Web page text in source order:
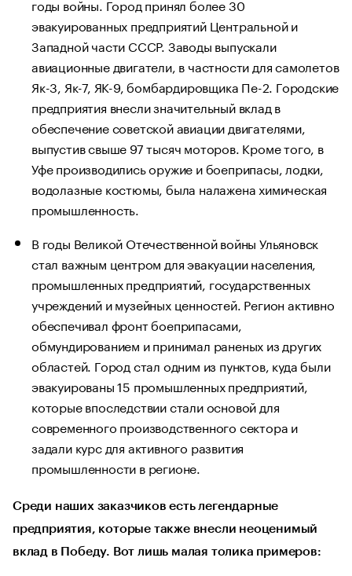
годы войны. Город принял более 30
эвакуированных предприятий Центральной и
Западной части СССР. Заводы выпускали
авиационные двигатели, в частности для самолетов
Як-3, Як-7, ЯК-9, бомбардировщика Пе-2. Городские
предприятия внесли значительный вклад в
обеспечение советской авиации двигателями,
выпустив свыше 97 тысяч моторов. Кроме того, в
Уфе производились оружие и боеприпасы, лодки,
водолазные костюмы, была налажена химическая
промышленность.
В годы Великой Отечественной войны Ульяновск
стал важным центром для эвакуации населения,
промышленных предприятий, государственных
учреждений и музейных ценностей. Регион активно
обеспечивал фронт боеприпасами,
обмундированием и принимал раненых из других
областей. Город стал одним из пунктов, куда были
эвакуированы 15 промышленных предприятий,
которые впоследствии стали основой для
современного производственного сектора и
задали курс для активного развития
промышленности в регионе.
Среди наших заказчиков есть легендарные
предприятия, которые также внесли неоценимый
вклад в Победу. Вот лишь малая толика примеров: